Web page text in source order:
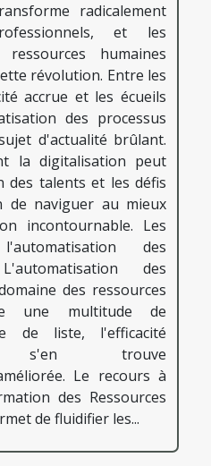
radicalement
et les
humaines
révolution. Entre les
accrue et les écueils
des processus
d'actualité brûlant.
la digitalisation peut
des talents et les défis
de naviguer au mieux
incontournable. Les
des
des
des ressources
une multitude de
de liste, l'efficacité
s'en trouve
Le recours à
des Ressources
de fluidifier les...